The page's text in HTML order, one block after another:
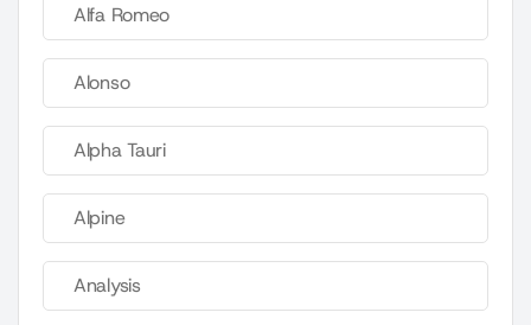
Alfa Romeo
Alonso
Alpha Tauri
Alpine
Analysis